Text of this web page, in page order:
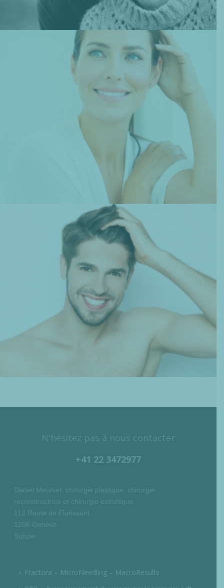
N'hésitez pas à nous contacter
+41 22 3472977
Daniel Meunier, chirurgie plastique, chirurgie
reconstructrice et chirurgie esthétique
112 Route de Florissant
1206 Genève
Suisse
Fractora – MicroNeedling – MacroResults